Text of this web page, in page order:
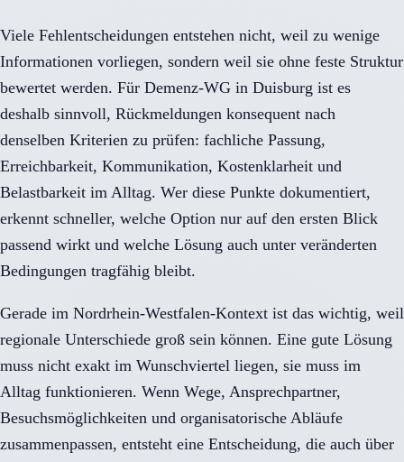
Viele Fehlentscheidungen entstehen nicht, weil zu wenige
Informationen vorliegen, sondern weil sie ohne feste Struktur
bewertet werden. Für Demenz-WG in Duisburg ist es
deshalb sinnvoll, Rückmeldungen konsequent nach
denselben Kriterien zu prüfen: fachliche Passung,
Erreichbarkeit, Kommunikation, Kostenklarheit und
Belastbarkeit im Alltag. Wer diese Punkte dokumentiert,
erkennt schneller, welche Option nur auf den ersten Blick
passend wirkt und welche Lösung auch unter veränderten
Bedingungen tragfähig bleibt.
Gerade im Nordrhein-Westfalen-Kontext ist das wichtig, weil
regionale Unterschiede groß sein können. Eine gute Lösung
muss nicht exakt im Wunschviertel liegen, sie muss im
Alltag funktionieren. Wenn Wege, Ansprechpartner,
Besuchsmöglichkeiten und organisatorische Abläufe
zusammenpassen, entsteht eine Entscheidung, die auch über